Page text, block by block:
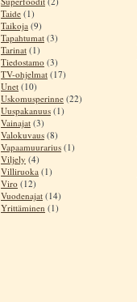
Taide (1)
Taikoja (9)
Tapahtumat (3)
Tarinat (1)
Tiedostamo (3)
TV-ohjelmat (17)
Unet (10)
Uskomusperinne (22)
Uuspakanuus (1)
Vainajat (3)
Valokuvaus (8)
Vapaamuurarius (1)
Viljely (4)
Villiruoka (1)
Viro (12)
Vuodenajat (14)
Yrittäminen (1)